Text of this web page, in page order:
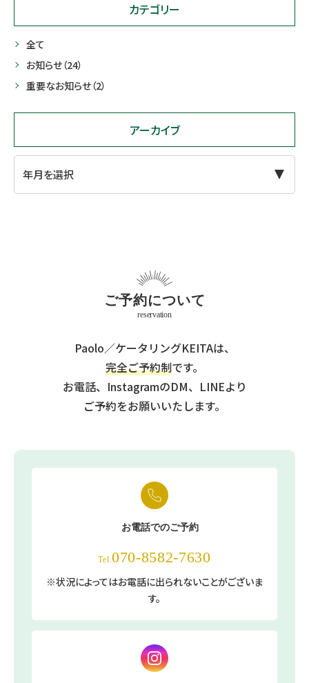
ショ
ン
カテゴリー
全て
お知らせ（24）
重要なお知らせ（2）
アーカイブ
ご予約について
reservation
Paolo／ケータリングKEITAは、
完全ご予約制です。
お電話、InstagramのDM、LINEより
ご予約をお願いいたします。
お電話でのご予約
Tel.070-8582-7630
※状況によってはお電話に出られないことがございま
す。